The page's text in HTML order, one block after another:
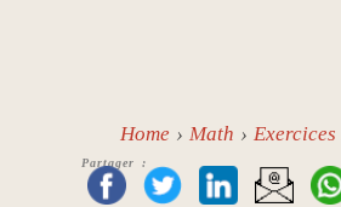
Home Math Exercices
Partager :